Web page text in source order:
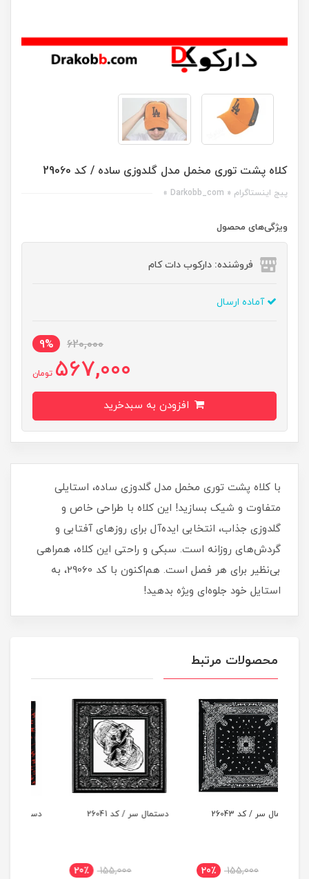
کلاه پشت توری مخمل مدل گلدوزی ساده / کد 29060
پیج اینستاگرام « Darkobb_com »
ویژگی‌های محصول
فروشنده: دارکوب دات کام
آماده ارسال
620,000
9%
567,000 تومان
با کلاه پشت توری مخمل مدل گلدوزی ساده، استایلی
متفاوت و شیک بسازید! این کلاه با طراحی خاص و
گلدوزی جذاب، انتخابی ایده‌آل برای روزهای آفتابی و
گردش‌های روزانه است. سبکی و راحتی این کلاه، همراهی
بی‌نظیر برای هر فصل است. هم‌اکنون با کد 29060، به
استایل خود جلوه‌ای ویژه بدهید!
محصولات مرتبط
دستمال سر / کد 26041
155,000
دستمال سر / کد 26039
155,000